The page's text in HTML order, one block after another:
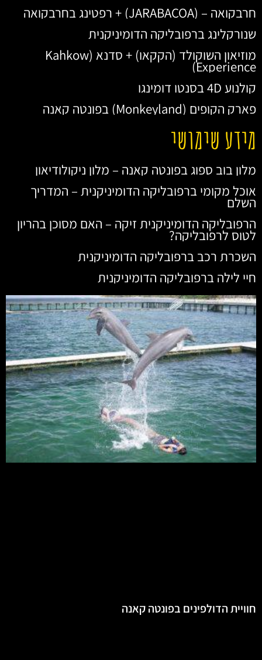
חרבקואה – (JARABACOA) + רפטינג בחרבקואה
שנורקלינג ברפובליקה הדומיניקנית
מוזיאון השוקולד (הקקאו) + סדנא (Kahkow
Experience)
קולנוע 4D בסנטו דומינגו
פארק הקופים (Monkeyland) בפונטה קאנה
מידע שימושי
מלון בוב ספוג בפונטה קאנה – מלון ניקולודיאון
אוכל מקומי ברפובליקה הדומיניקנית – המדריך
השלם
הרפובליקה הדומיניקנית זיקה – האם מסוכן בהריון
לטוס לרפובליקה?
השכרת רכב ברפובליקה הדומיניקנית
חיי לילה ברפובליקה הדומיניקנית
חוויית הדולפינים בפונטה קאנה